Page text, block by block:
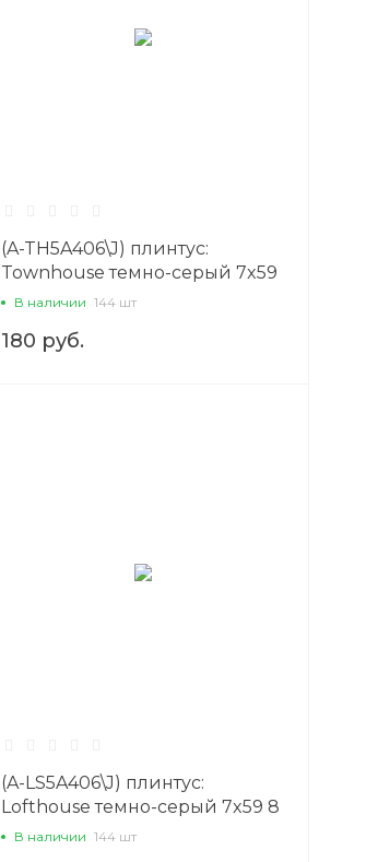
(A-TH5A406\J) плинтус:
Townhouse темно-серый 7x59
8 Сорт1
В наличии 144 шт
180 руб.
(A-LS5A406\J) плинтус:
Lofthouse темно-серый 7x59 8
Сорт1
В наличии 144 шт